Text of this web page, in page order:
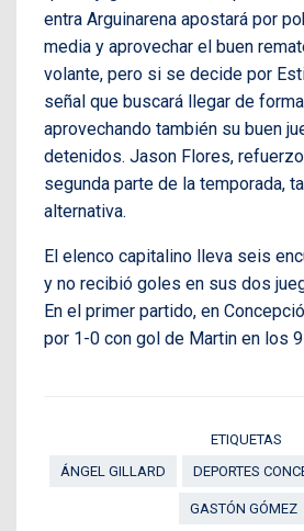
entra Arguinarena apostará por
media y aprovechar el buen
volante, pero si se decide por
señal que buscará llegar de
aprovechando también su buen
detenidos. Jason Flores,
segunda parte de la temporada,
alternativa.
El elenco capitalino lleva seis
y no recibió goles en sus dos
En el primer partido, en
por 1-0 con gol de Martin en los
ETIQUETAS
ÁNGEL GILLARD
DEPORTES
GASTÓN GÓMEZ